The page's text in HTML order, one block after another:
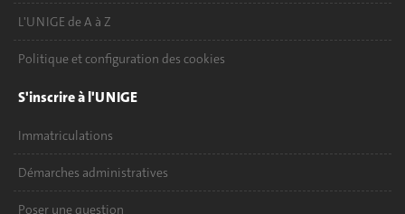
L'UNIGE de A à Z
Politique et configuration des cookies
S'inscrire à l'UNIGE
Immatriculations
Démarches administratives
Poser une question